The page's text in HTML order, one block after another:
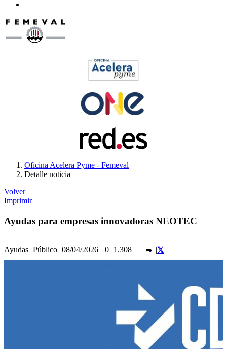
Oficina Acelera Pyme - Femeval
Detalle noticia
Volver
Imprimir
Ayudas para empresas innovadoras NEOTEC
Ayudas Público 08/04/2026 0 1.308 ||